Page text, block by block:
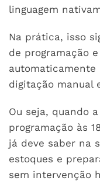
linguagem
Na prática, isso
de programação
automaticamente
digitação manual
Ou seja, quando
programação às
já deve saber na
estoques e
sem intervenção